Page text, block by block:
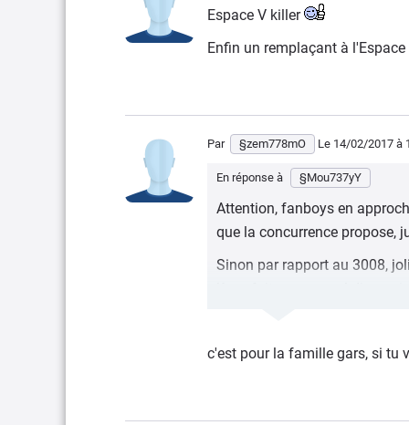
Espace V killer
Enfin un remplaçant à
Par §zem778mO Le 14/02/2017 à
En réponse à §Mou737yY
Attention, fanboys en
que la concurrence propose,
Sinon par rapport au 3008,
c'est pour la famille gars, si tu